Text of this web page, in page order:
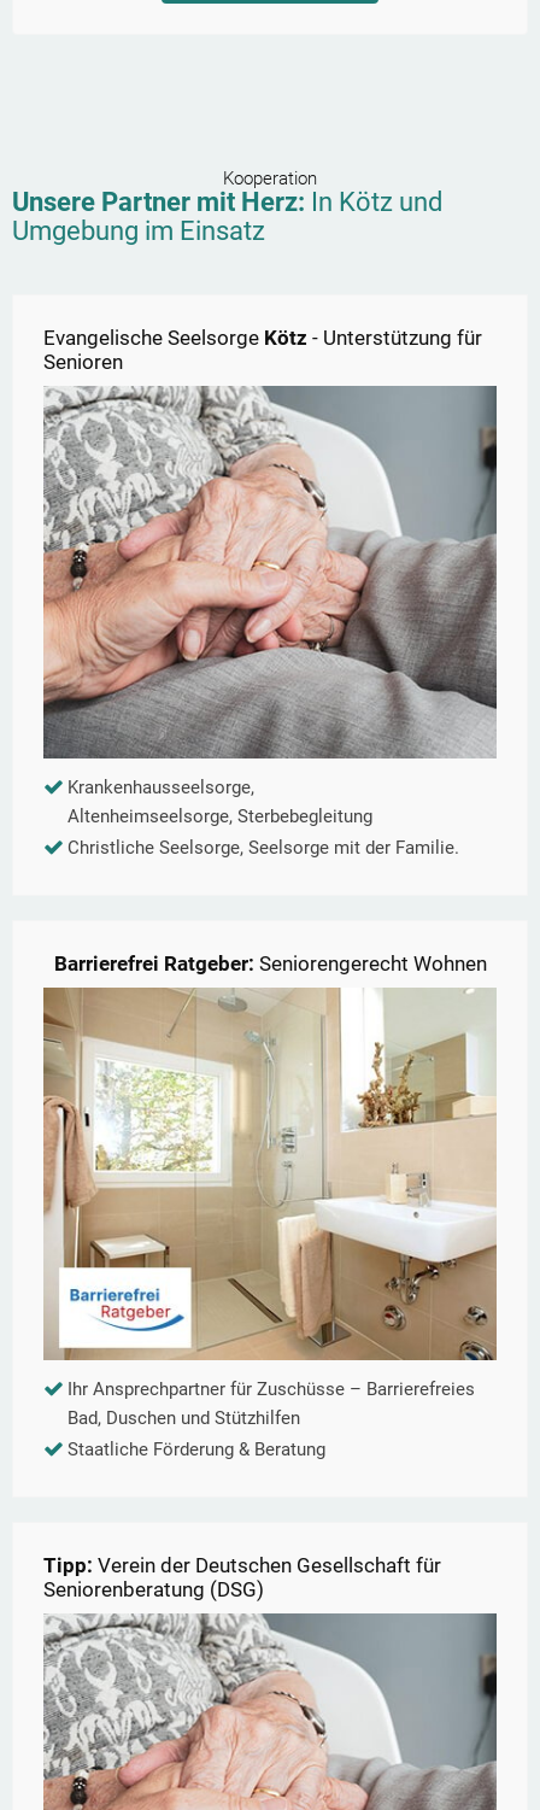
Kooperation
Unsere Partner mit Herz: In Kötz und
Umgebung im Einsatz
Evangelische Seelsorge Kötz - Unterstützung für
Senioren
Krankenhausseelsorge,
Altenheimseelsorge, Sterbebegleitung
Christliche Seelsorge, Seelsorge mit der Familie.
Barrierefrei Ratgeber: Seniorengerecht Wohnen
Ihr Ansprechpartner für Zuschüsse – Barrierefreies
Bad, Duschen und Stützhilfen
Staatliche Förderung & Beratung
Tipp: Verein der Deutschen Gesellschaft für
Seniorenberatung (DSG)